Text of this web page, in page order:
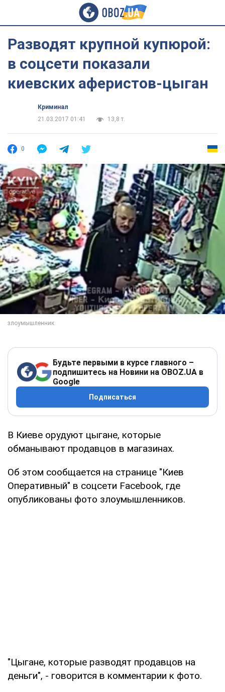
Разводят крупной купюрой:
в соцсети показали
киевских аферистов-цыган
Криминал
21.03.2017 01:41
13,8 т.
0
Будьте первыми в курсе главного –
подпишитесь на Новини на OBOZ.UA в
Google
Подписаться
В Киеве орудуют цыгане, которые
обманывают продавцов в магазинах.
Об этом сообщается на странице "Киев
Оперативный" в соцсети Facebook, где
опубликованы фото злоумышленников.
"Цыгане, которые разводят продавцов на
деньги", - говорится в комментарии к фото.